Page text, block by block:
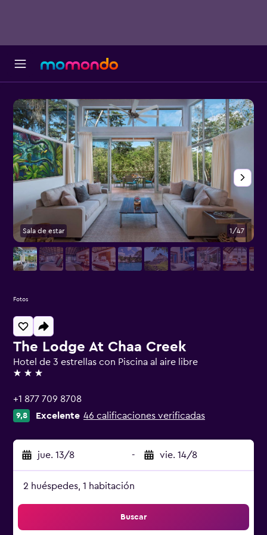
The Lodge At Chaa Creek
Hotel de 3 estrellas con Piscina al aire libre
3 estrellas
+1 877 709 8708
9,8 Excelente 46 calificaciones verificadas
jue. 13/8 - vie. 14/8
2 huéspedes, 1 habitación
Buscar
Sala de estar 1/47
Fotos